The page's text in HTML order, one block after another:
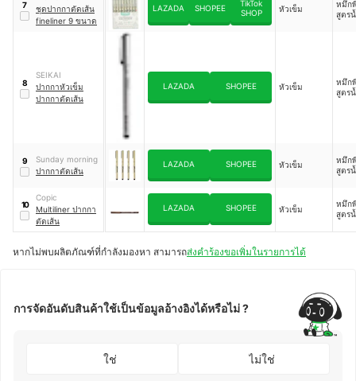
7
ชุดปากกาตัดเส้น
fineliner 9 ขนาด
LAZADA SHOPEE
TikTok
SHOP
หัวเข็ม
หมึก
สูตร
8
SEIKAI
ปากกาหัวเข็ม
ปากกาตัดเส้น
LAZADA SHOPEE หัวเข็ม
หมึก
สูตร
9
Sunday morning
ปากกาตัดเส้น
LAZADA SHOPEE หัวเข็ม
หมึก
สูตร
10
Copic
Multiliner ปากกา
ตัดเส้น
LAZADA SHOPEE หัวเข็ม
หมึก
สูตร
หากไม่พบผลิตภัณฑ์ที่กำลังมองหา สามารถส่งคำร้องขอเพิ่มในรายการได้
การจัดอันดับสินค้าใช้เป็นข้อมูลอ้างอิงได้หรือไม่ ?
ใช่ ไม่ใช่